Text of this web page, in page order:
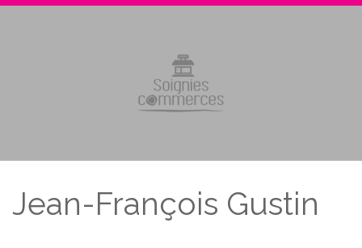
Jean-François Gustin